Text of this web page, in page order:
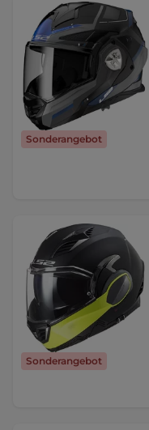
Sonderangebot
Sonderangebot